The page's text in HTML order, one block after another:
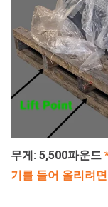
무게: 5,500파운드
기를 들어 올리려